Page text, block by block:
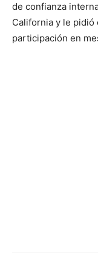
de confianza
California y le pidió
participación en